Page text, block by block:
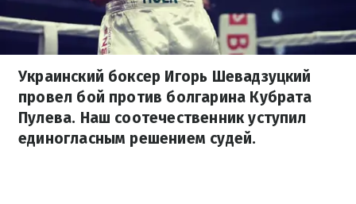
Украинский боксер Игорь Шевадзуцкий
провел бой против болгарина Кубрата
Пулева. Наш соотечественник уступил
единогласным решением судей.